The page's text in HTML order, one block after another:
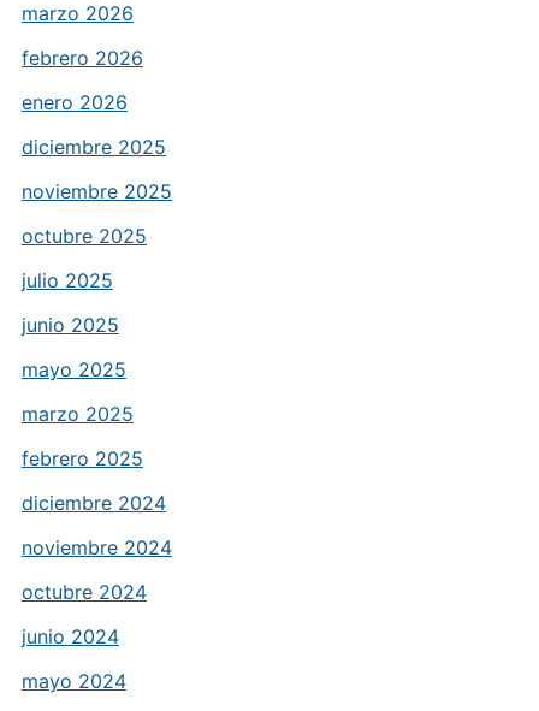
marzo 2026
febrero 2026
enero 2026
diciembre 2025
noviembre 2025
octubre 2025
julio 2025
junio 2025
mayo 2025
marzo 2025
febrero 2025
diciembre 2024
noviembre 2024
octubre 2024
junio 2024
mayo 2024